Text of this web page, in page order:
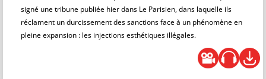
signé une tribune publiée hier dans Le Parisien, dans laquelle ils
réclament un durcissement des sanctions face à un phénomène en
pleine expansion : les injections esthétiques illégales.